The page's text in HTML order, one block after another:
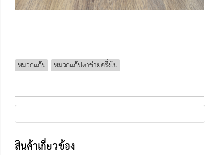
หมวกแก๊ป หมวกแก๊ปตาข่ายครึ่งใบ
สินค้าเกี่ยวข้อง